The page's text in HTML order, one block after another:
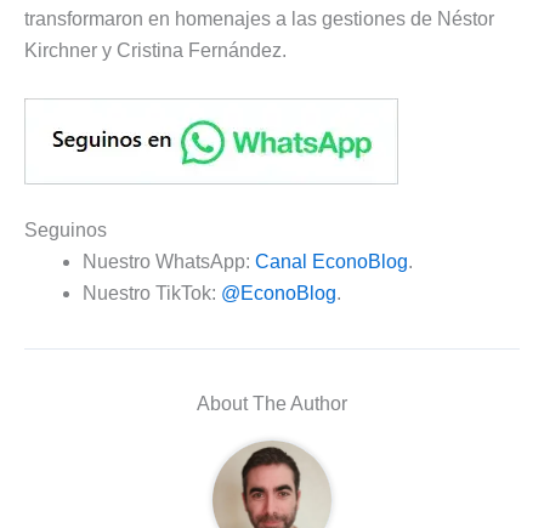
transformaron en homenajes a las gestiones de Néstor
Kirchner y Cristina Fernández.
Seguinos
Nuestro WhatsApp: Canal EconoBlog.
Nuestro TikTok: @EconoBlog.
About The Author